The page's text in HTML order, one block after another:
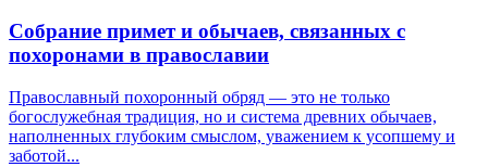
Собрание примет и обычаев, связанных с
похоронами в православии
Православный похоронный обряд — это не только
богослужебная традиция, но и система древних обычаев,
наполненных глубоким смыслом, уважением к усопшему и
заботой...